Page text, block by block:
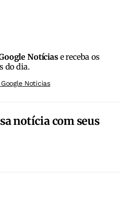
Notíciase receba os
do dia.
Google Noticias
notícia com seus